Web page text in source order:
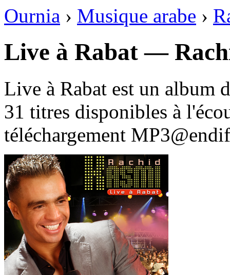
Ournia › Musique arabe ›
Live à Rabat —
Live à Rabat est un album
31 titres disponibles à
téléchargement